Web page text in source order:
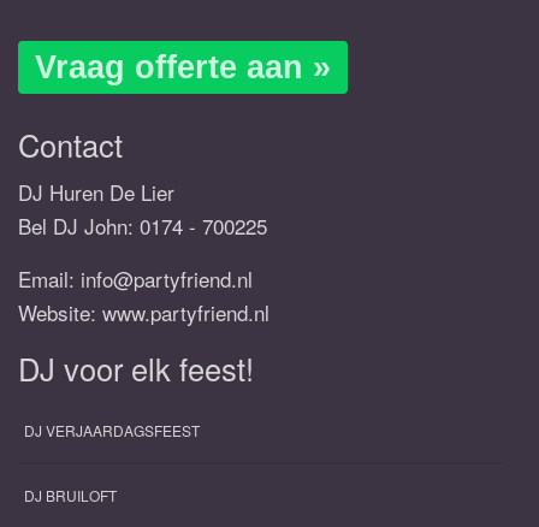
Vraag offerte aan »
Contact
DJ Huren De Lier
Bel DJ John: 0174 - 700225
Email: info@partyfriend.nl
Website: www.partyfriend.nl
DJ voor elk feest!
DJ VERJAARDAGSFEEST
DJ BRUILOFT